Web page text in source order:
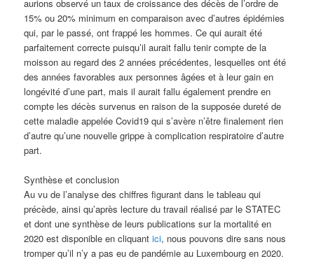
aurions observé un taux de croissance des décès de l’ordre de
15% ou 20% minimum en comparaison avec d’autres épidémies
qui, par le passé, ont frappé les hommes. Ce qui aurait été
parfaitement correcte puisqu’il aurait fallu tenir compte de la
moisson au regard des 2 années précédentes, lesquelles ont été
des années favorables aux personnes âgées et à leur gain en
longévité d’une part, mais il aurait fallu également prendre en
compte les décès survenus en raison de la supposée dureté de
cette maladie appelée Covid19 qui s’avère n’être finalement rien
d’autre qu’une nouvelle grippe à complication respiratoire d’autre
part.
Synthèse et conclusion
Au vu de l’analyse des chiffres figurant dans le tableau qui
précède, ainsi qu’après lecture du travail réalisé par le STATEC
et dont une synthèse de leurs publications sur la mortalité en
2020 est disponible en cliquantici, nous pouvons dire sans nous
tromper qu’il n’y a pas eu de pandémie au Luxembourg en 2020.